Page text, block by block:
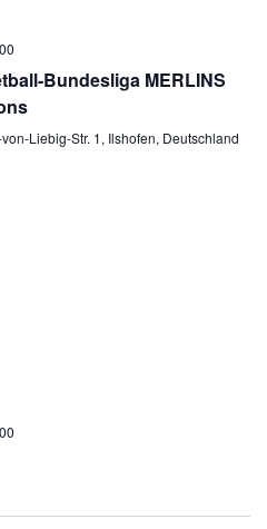
Bundesliga MERLINS
Liebig-Str. 1, Ilshofen, Deutschland